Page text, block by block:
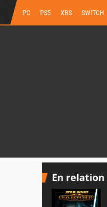
PC PS5 XBS SWITCH
En relation